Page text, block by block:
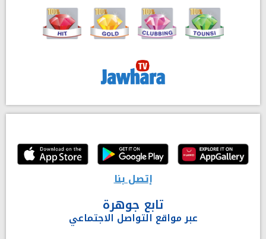
إتصل بنا
تابع جوهرة
عبر مواقع التواصل الاجتماعي